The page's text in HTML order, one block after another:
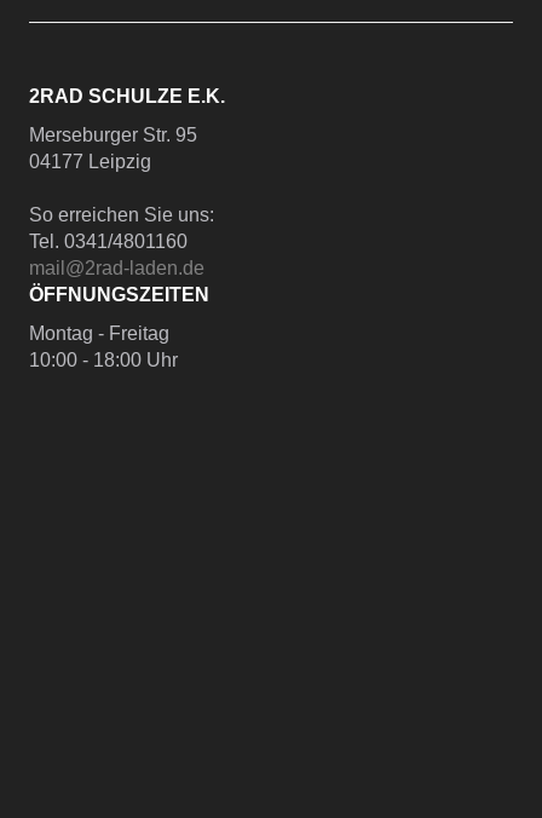
2RAD SCHULZE E.K.
Merseburger Str. 95
04177 Leipzig
So erreichen Sie uns:
Tel. 0341/4801160
mail@2rad-laden.de
ÖFFNUNGSZEITEN
Montag - Freitag
10:00 - 18:00 Uhr